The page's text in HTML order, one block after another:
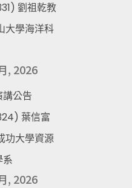
劉祖乾教
大學海洋科
, 2026
公告
葉信富
功大學資源
系
, 2026